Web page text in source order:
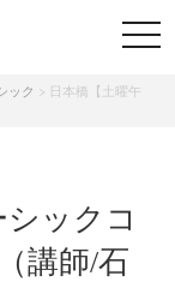
ック > 日本橋【土曜午
ックコ
講師/石